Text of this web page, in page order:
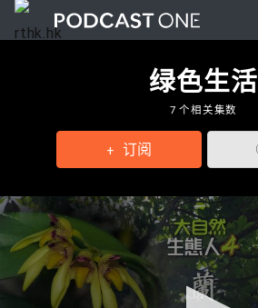
绿色生活
7 个相关集数
订阅